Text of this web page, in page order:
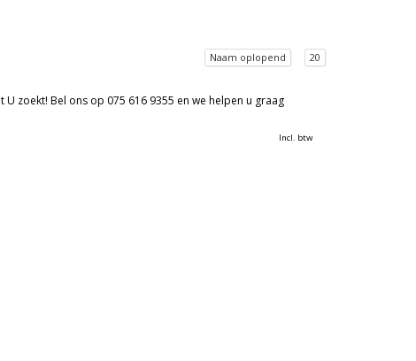
Naam oplopend 20
zoekt! Bel ons op 075 616 9355 en we helpen u graag
Incl. btw